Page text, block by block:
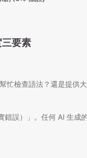
要素
忙檢查語法？還是提供大
錯誤）」。任何 AI 生